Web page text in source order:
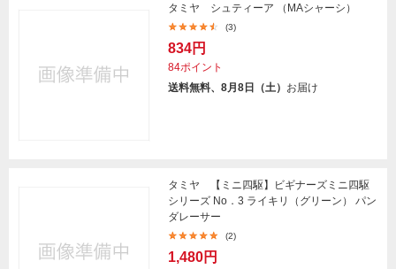
タミヤ シュティーア （MAシャーシ）
(3)
834円
84ポイント
送料無料、8月8日（土） お届け
タミヤ 【ミニ四駆】ビギナーズミニ四駆
シリーズ No．3 ライキリ（グリーン） パン
ダレーサー
(2)
1,480円